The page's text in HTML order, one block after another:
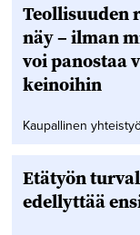
Teollisuuden
näy – ilman
voi panostaa
keinoihin
Kaupallinen
Etätyön
edellyttää